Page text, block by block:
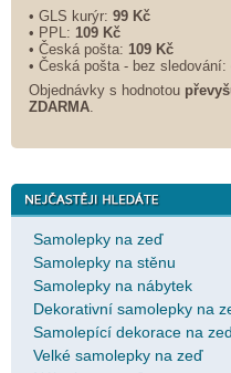
• GLS kurýr: 99 Kč
• PPL: 109 Kč
• Česká pošta: 109 Kč
• Česká pošta - bez sledování:
Objednávky s hodnotou
ZDARMA
Samolepky na zeď
Samolepky na stěnu
Samolepky na nábytek
Dekorativní samolepky na
Samolepící dekorace na
Velké samolepky na zeď